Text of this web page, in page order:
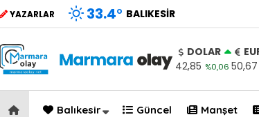
YAZARLAR 33.4° BALIKESIR
DOLAR
42,85 %0,06 50,67
Balıkesir Güncel Manşet